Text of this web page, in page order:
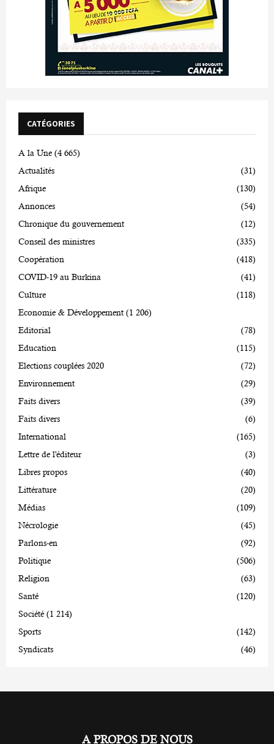
CATÉGORIES
A la Une (4 665)
Actualités
(31)
Afrique
(130)
Annonces
(54)
Chronique du gouvernement
(12)
Conseil des ministres
(335)
Coopération
(418)
COVID-19 au Burkina
(41)
Culture
(118)
Economie & Développement (1 206)
Editorial
(78)
Education
(115)
Elections couplées 2020
(72)
Environnement
(29)
Faits divers
(39)
Faits divers
(6)
International
(165)
Lettre de l'éditeur
(3)
Libres propos
(40)
Littérature
(20)
Médias
(109)
Nécrologie
(45)
Parlons-en
(92)
Politique
(506)
Religion
(63)
Santé
(120)
Société (1 214)
Sports
(142)
Syndicats
(46)
A PROPOS DE NOUS